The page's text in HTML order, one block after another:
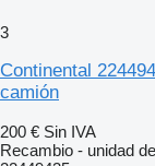
3
Continental
camión
200 € Sin IVA
Recambio - unidad